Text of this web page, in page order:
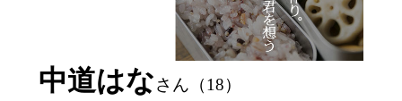
中道はなさん（18）